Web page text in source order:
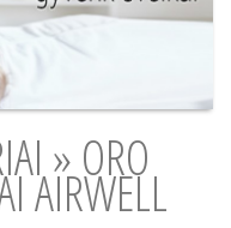
» ORO
AIRWELL